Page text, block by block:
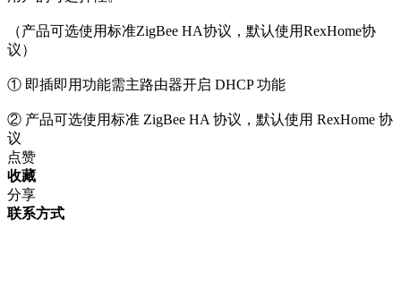
（产品可选使用标准ZigBee HA协议，默认使用RexHome协
议）
① 即插即用功能需主路由器开启 DHCP 功能
② 产品可选使用标准 ZigBee HA 协议，默认使用 RexHome 协
议
点赞
收藏
分享
联系方式